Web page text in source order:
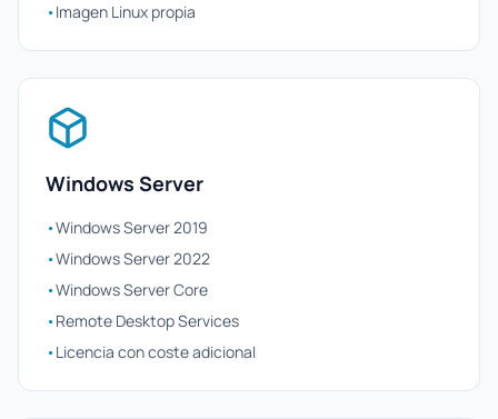
•Imagen Linux propia
Windows Server
•Windows Server 2019
•Windows Server 2022
•Windows Server Core
•Remote Desktop Services
•Licencia con coste adicional